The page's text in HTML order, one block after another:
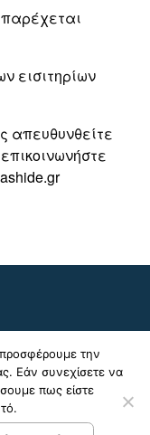
εισιτηρίων
απευθυνθείτε
hide.gr
|Πολιτική
την
Εάν συνεχίσετε να
πως είστε